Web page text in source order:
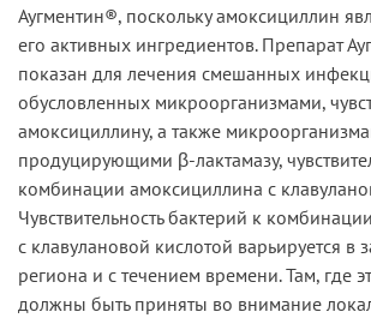
Аугментин®, поскольку амоксициллин
его активных ингредиентов. Препарат
показан для лечения смешанных
обусловленных микроорганизмами,
амоксициллину, а также
продуцирующими β-лактамазу,
комбинации амоксициллина с
Чувствительность бактерий к
с клавулановой кислотой варьируется в
региона и с течением времени. Там, где
должны быть приняты во внимание